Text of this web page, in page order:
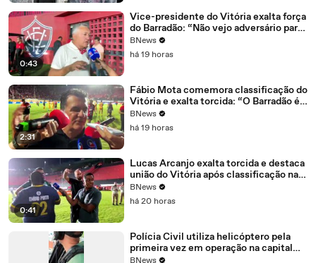
0:43
Vice-presidente do Vitória exalta força
do Barradão: “Não vejo adversário para
a gente temer”
BNews
há 19 horas
2:31
Fábio Mota comemora classificação do
Vitória e exalta torcida: “O Barradão é o
diferencial”
BNews
há 19 horas
0:41
Lucas Arcanjo exalta torcida e destaca
união do Vitória após classificação na
Copa do Brasil: “A gente sonha grande”
BNews
há 20 horas
Polícia Civil utiliza helicóptero pela
primeira vez em operação na capital
baiana